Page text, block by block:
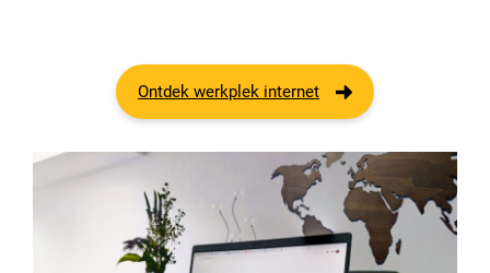
Ontdek werkplek internet